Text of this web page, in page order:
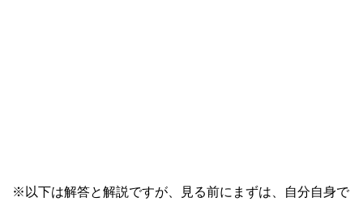
※以下は解答と解説ですが、見る前にまずは、自分自身で